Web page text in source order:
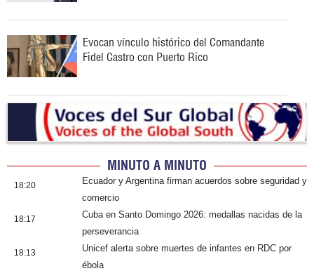
Evocan vínculo histórico del Comandante
Fidel Castro con Puerto Rico
MINUTO A MINUTO
18:20
Ecuador y Argentina firman acuerdos sobre seguridad y
comercio
18:17
Cuba en Santo Domingo 2026: medallas nacidas de la
perseverancia
18:13
Unicef alerta sobre muertes de infantes en RDC por
ébola